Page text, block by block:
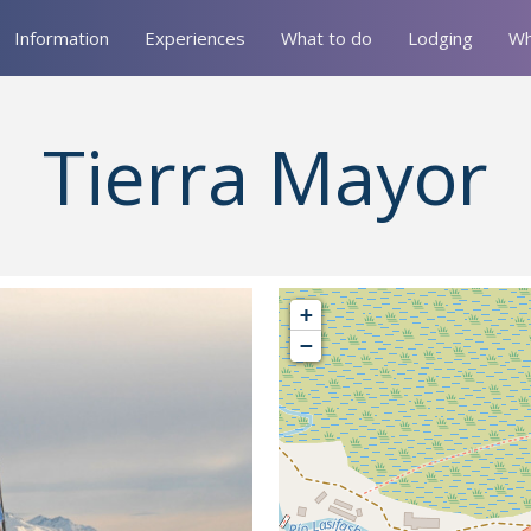
Information Experiences What to do Lodging
Tierra Mayor
+
−